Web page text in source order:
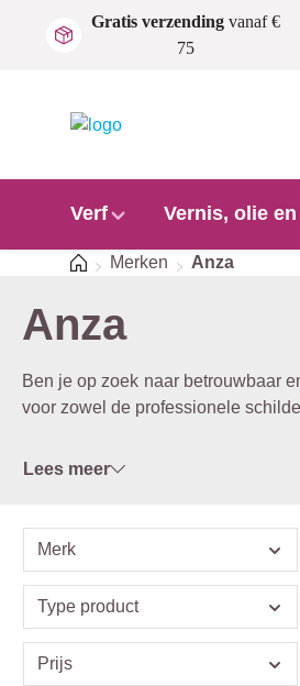
Ga naar de hoofdinhoud
Gratis verzendingvanaf €
75
Verf Vernis, olie
HomeMerken Anza
Anza
Ben je op zoek naar betrouwbaar
voor zowel de professionele
Lees meer
Merk
Type product
Prijs